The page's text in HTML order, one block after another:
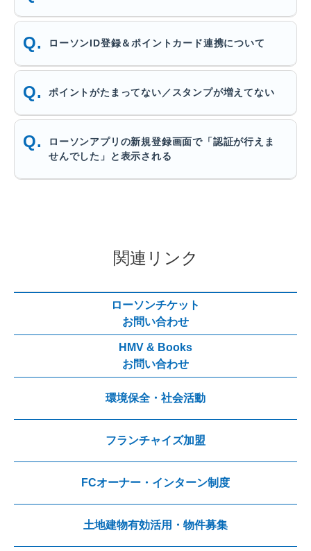
ローソンID登録＆ポイントカード連携について
ポイントがたまってない／スタンプが増えてない
ローソンアプリの新規登録画面で「認証が行えま
せんでした」と表示される
関連リンク
ローソンチケット
お問い合わせ
HMV & Books
お問い合わせ
環境保全・社会活動
フランチャイズ加盟
FCオーナー・インターン制度
土地建物有効活用・物件募集